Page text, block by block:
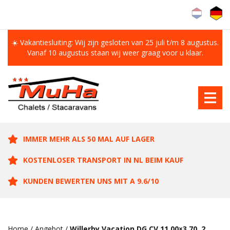
☀️ Vakantiesluiting: Wij zijn gesloten van 25 juli t/m 8 augustus.
Vanaf 10 augustus staan wij weer graag voor u klaar.
IMMER MEHR ALS 50 MAL AUF LAGER
KOSTENLOSER TRANSPORT IN NL BEIM KAUF
KUNDEN BEWERTEN UNS MIT A 9.6/10